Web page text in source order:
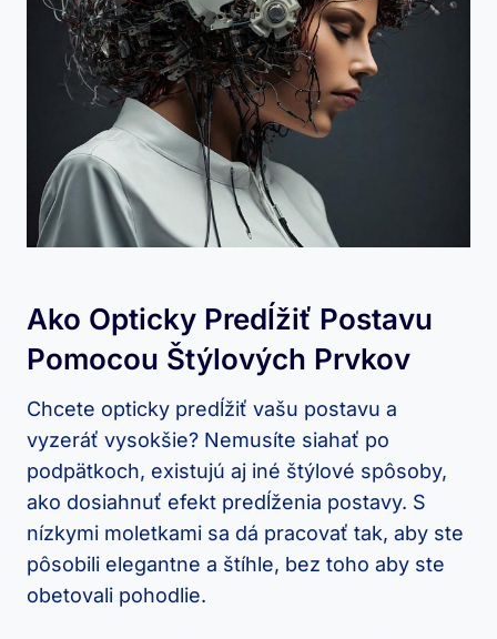
Ako Opticky Predĺžiť Postavu
Pomocou Štýlových Prvkov
Chcete opticky predĺžiť vašu postavu a
vyzeráť vysokšie? Nemusíte siahať po
podpätkoch, existujú aj iné štýlové spôsoby,
ako dosiahnuť efekt predĺženia postavy. S
nízkymi moletkami sa dá pracovať tak, aby ste
pôsobili elegantne a štíhle, bez toho aby ste
obetovali pohodlie.